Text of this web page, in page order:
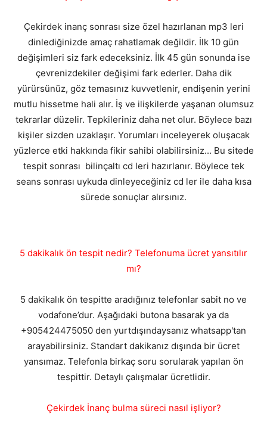
Çekirdek inanç sonrası size özel hazırlanan mp3 leri
dinlediğinizde amaç rahatlamak değildir. İlk 10 gün
değişimleri siz fark edeceksiniz. İlk 45 gün sonunda ise
çevrenizdekiler değişimi fark ederler. Daha dik
yürürsünüz, göz temasınız kuvvetlenir, endişenin yerini
mutlu hissetme hali alır. İş ve ilişkilerde yaşanan olumsuz
tekrarlar düzelir. Tepkileriniz daha net olur. Böylece bazı
kişiler sizden uzaklaşır. Yorumları inceleyerek oluşacak
yüzlerce etki hakkında fikir sahibi olabilirsiniz... Bu sitede
tespit sonrası bilinçaltı cd leri hazırlanır. Böylece tek
seans sonrası uykuda dinleyeceğiniz cd ler ile daha kısa
sürede sonuçlar alırsınız.
5 dakikalık ön tespit nedir? Telefonuma ücret yansıtılır
mı?
5 dakikalık ön tespitte aradığınız telefonlar sabit no ve
vodafone’dur. Aşağıdaki butona basarak ya da
+905424475050 den yurtdışındaysanız whatsapp'tan
arayabilirsiniz. Standart dakikanız dışında bir ücret
yansımaz. Telefonla birkaç soru sorularak yapılan ön
tespittir. Detaylı çalışmalar ücretlidir.
Çekirdek İnanç bulma süreci nasıl işliyor?